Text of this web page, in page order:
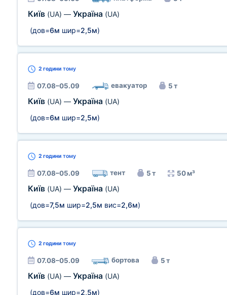
Київ (UA) — Україна (UA)
(дов=6м шир=2,5м)
2 години тому
07.08–05.09 евакуатор 5 т
Київ (UA) — Україна (UA)
(дов=6м шир=2,5м)
2 години тому
07.08–05.09 тент 5 т 50 м³
Київ (UA) — Україна (UA)
(дов=7,5м шир=2,5м вис=2,6м)
2 години тому
07.08–05.09 бортова 5 т
Київ (UA) — Україна (UA)
(дов=6м шир=2,5м)